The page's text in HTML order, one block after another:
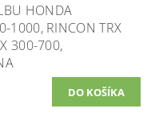
HONDA
1000, RINCON TRX
300-700,